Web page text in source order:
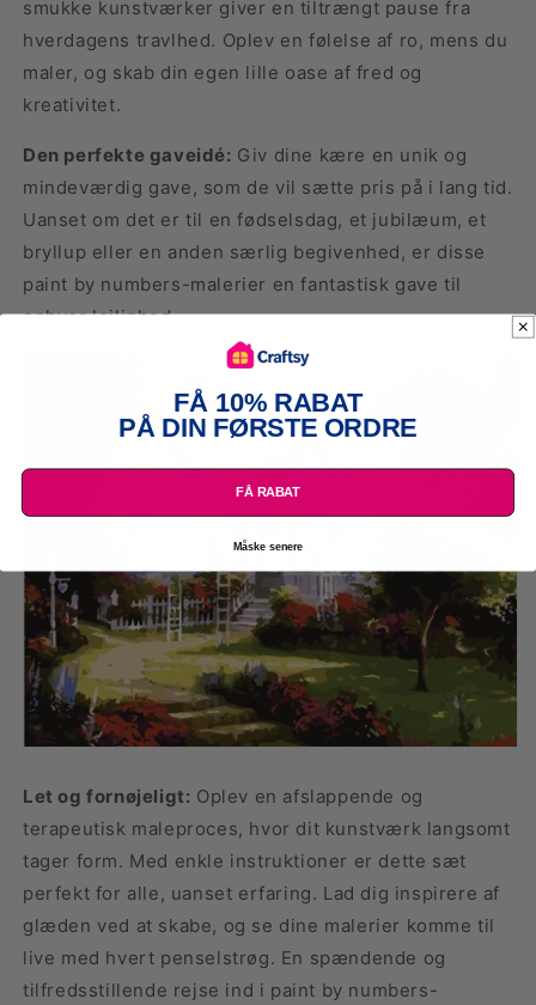
smukke kunstværker giver en tiltrængt pause fra
hverdagens travlhed. Oplev en følelse af ro, mens du
maler, og skab din egen lille oase af fred og
kreativitet.
Den perfekte gaveidé: Giv dine kære en unik og
mindeværdig gave, som de vil sætte pris på i lang tid.
Uanset om det er til en fødselsdag, et jubilæum, et
bryllup eller en anden særlig begivenhed, er disse
paint by numbers-malerier en fantastisk gave til
enhver lejlighed.
Let og fornøjeligt: Oplev en afslappende og
terapeutisk maleproces, hvor dit kunstværk langsomt
tager form. Med enkle instruktioner er dette sæt
perfekt for alle, uanset erfaring. Lad dig inspirere af
glæden ved at skabe, og se dine malerier komme til
live med hvert penselstrøg. En spændende og
tilfredsstillende rejse ind i paint by numbers-
FÅ 10% RABAT
PÅ DIN FØRSTE ORDRE
FÅ RABAT
Måske senere